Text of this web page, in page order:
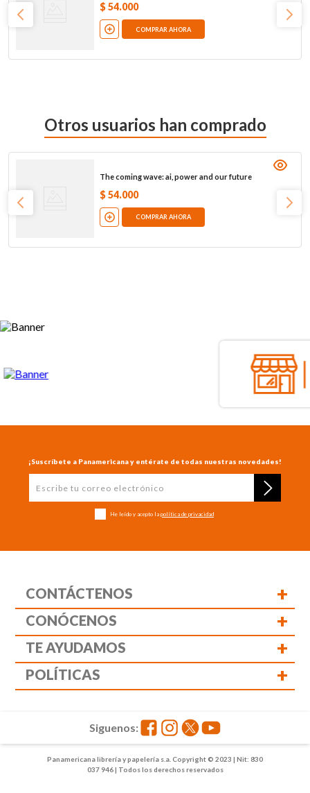
$ 54.000
COMPRAR AHORA
Otros usuarios han comprado
The coming wave: ai, power and our future
$ 54.000
COMPRAR AHORA
¡Suscríbete a Panamericana y entérate de todas nuestras novedades!
He leído y acepto la política de privacidad
CONTÁCTENOS +
CONÓCENOS +
TE AYUDAMOS +
POLÍTICAS +
Panamericana librería y papelería s.a. Copyright © 2023 | Nit: 830
037 946 | Todos los derechos reservados
Siguenos: